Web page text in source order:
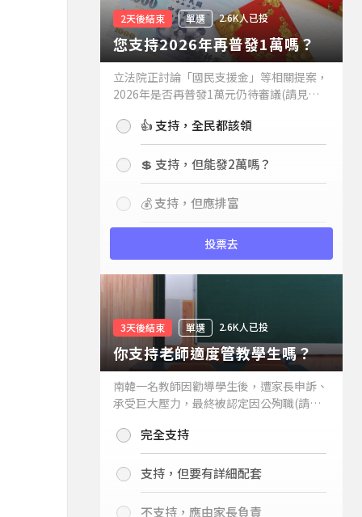
2天後結束 單選 2.6K人已投
您支持2026年再普發1萬嗎？
立法院正討論「國民支援金」等相關提案，
2026年是否再普發1萬元仍待審議(請見下
持嗎？👍 支持，全民都該領
💲 支持，但能發2萬嗎？
💰 支持，但應排富
投票去
3天後結束 單選 2.6K人已投
你支持老師適度管教學生嗎？
南韓一名教師因勸導學生後，遭家長申訴、
承受巨大壓力，最終被認定因公殉職(請見
你支持老師適度管教學生嗎？
完全支持
支持，但要有詳細配套
不支持，應由家長負責